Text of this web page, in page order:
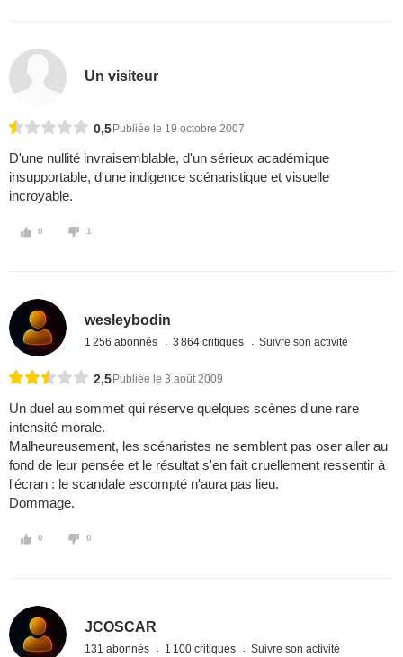
Un visiteur
0,5 Publiée le 19 octobre 2007
D'une nullité invraisemblable, d'un sérieux académique
insupportable, d'une indigence scénaristique et visuelle
incroyable.
0 1
wesleybodin
1 256 abonnés 3 864 critiques Suivre son activité
2,5 Publiée le 3 août 2009
Un duel au sommet qui réserve quelques scènes d'une rare
intensité morale.
Malheureusement, les scénaristes ne semblent pas oser aller au
fond de leur pensée et le résultat s'en fait cruellement ressentir à
l'écran : le scandale escompté n'aura pas lieu.
Dommage.
0 0
JCOSCAR
131 abonnés 1 100 critiques Suivre son activité